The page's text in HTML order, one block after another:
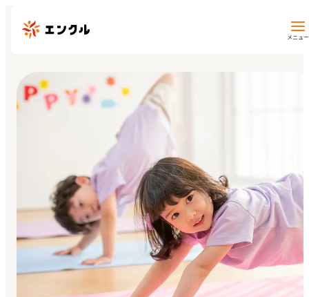
メニュー
保育園・幼稚園を探す
地図から探す
地域から探す
マイページ
閲覧履歴
お気に入り